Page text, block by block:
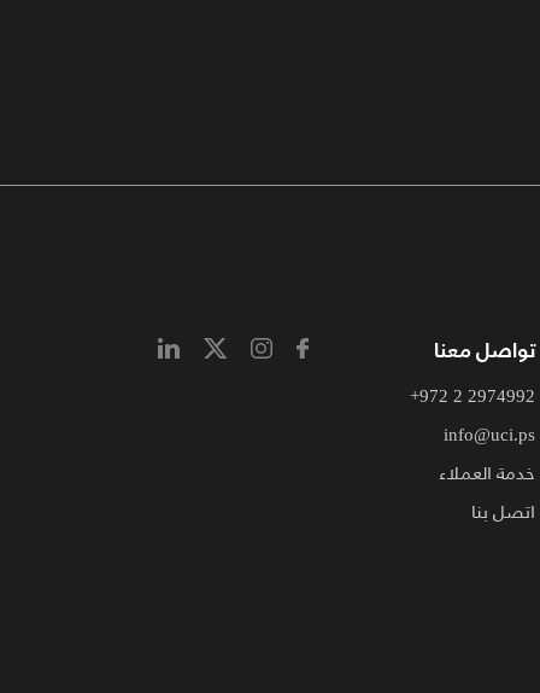
تواصل معنا
+972 2 2974992
info@uci.ps
خدمة العملاء
اتصل بنا